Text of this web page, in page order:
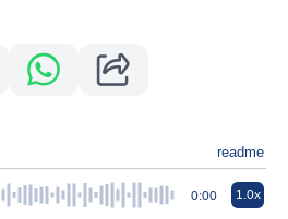
readme
0:00 1.0x